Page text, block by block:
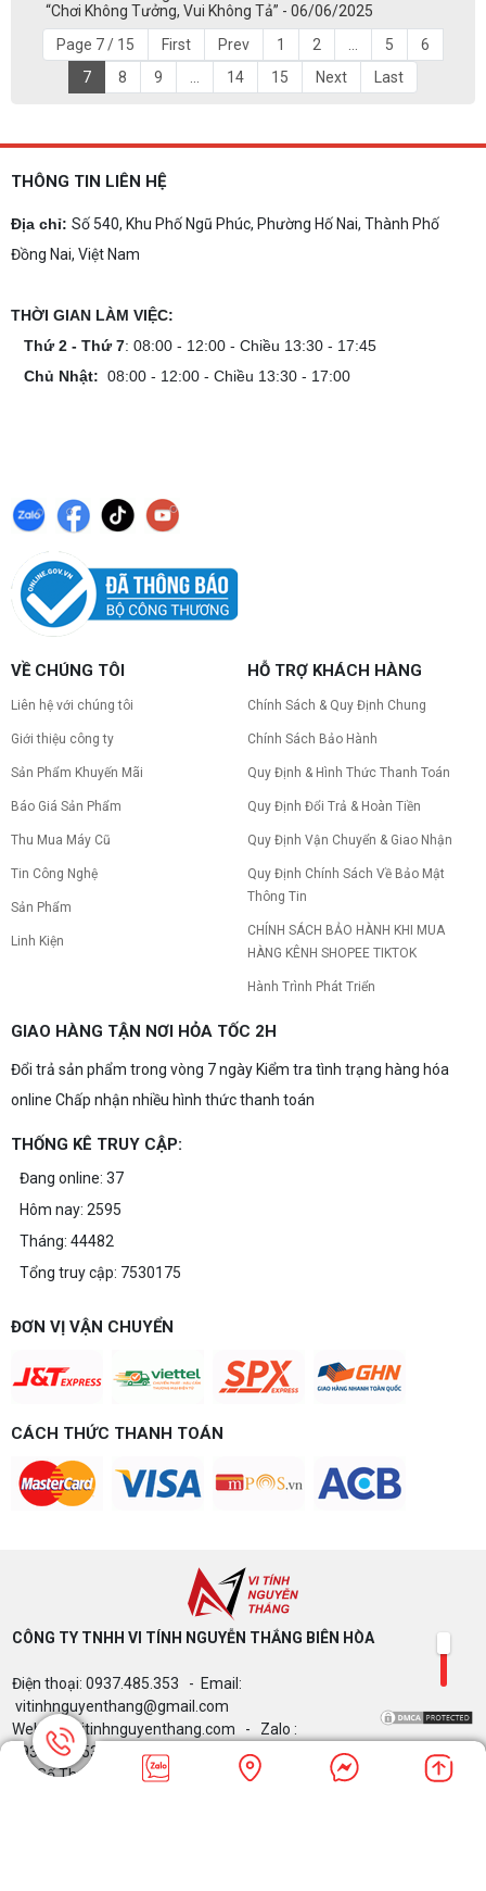
“Chơi Không Tưởng, Vui Không Tả” - 06/06/2025
Page 7 / 15
First Prev 1 2 5
6
7
8 9 14 15 Next Last
THÔNG TIN LIÊN HỆ
Địa chỉ: Số 540, Khu Phố Ngũ Phúc, Phường Hố Nai, Thành Phố
Đồng Nai, Việt Nam
THỜI GIAN LÀM VIỆC:
Thứ 2 - Thứ 7: 08:00 - 12:00 - Chiều 13:30 - 17:45
Chủ Nhật: 08:00 - 12:00 - Chiều 13:30 - 17:00
VỀ CHÚNG TÔI
Liên hệ với chúng tôi
Giới thiệu công ty
Sản Phẩm Khuyến Mãi
Báo Giá Sản Phẩm
Thu Mua Máy Cũ
Tin Công Nghệ
Sản Phẩm
Linh Kiện
HỖ TRỢ KHÁCH HÀNG
Chính Sách & Quy Định Chung
Chính Sách Bảo Hành
Quy Định & Hình Thức Thanh Toán
Quy Định Đổi Trả & Hoàn Tiền
Quy Định Vận Chuyển & Giao Nhận
Quy Định Chính Sách Về Bảo Mật
Thông Tin
CHÍNH SÁCH BẢO HÀNH KHI MUA
HÀNG KÊNH SHOPEE TIKTOK
Hành Trình Phát Triển
GIAO HÀNG TẬN NƠI HỎA TỐC 2H
Đổi trả sản phẩm trong vòng 7 ngày Kiểm tra tình trạng hàng hóa
online Chấp nhận nhiều hình thức thanh toán
THỐNG KÊ TRUY CẬP:
Đang online: 37
Hôm nay: 2595
Tháng: 44482
Tổng truy cập: 7530175
ĐƠN VỊ VẬN CHUYỂN
CÁCH THỨC THANH TOÁN
CÔNG TY TNHH VI TÍNH NGUYỄN THẮNG BIÊN HÒA​
Điện thoại: 0937.485.353 - Email:
vitinhnguyenthang@gmail.com
Website: vitinhnguyenthang.com - Zalo :
0937485353
Mã Số Thuế: 3603709948 - Copyrights © 2024